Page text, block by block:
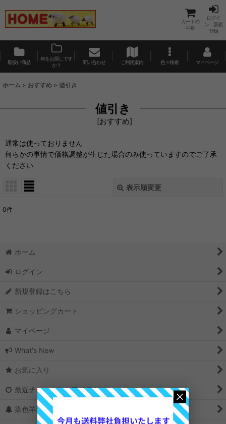
カートの
中身
ログイ
ン 新規
登録
取扱い商品
何をお探しです
か？
問い合わせ ご利用案内 色々検索 マイページ
ホーム > おすすめ > 値引き
値引き
[おすすめ]
通常は使っておりません
何らかの事情で価格調整が生じた場合のみ使っていますのでご了承
ください
表示順変更
0件
ホーム
ログイン
新規登録はこちら
ショッピングカート
マイページ
What's New
お気に入り
最近チェックしたアイテム
染色羊毛の選び方